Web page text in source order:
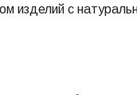
изделий с